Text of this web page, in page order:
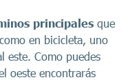
principales que
en bicicleta, uno
este. Como puedes
oeste encontrarás